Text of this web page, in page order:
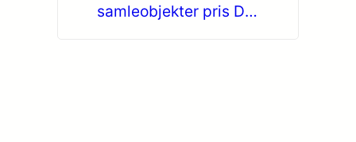
samleobjekter pris DKK